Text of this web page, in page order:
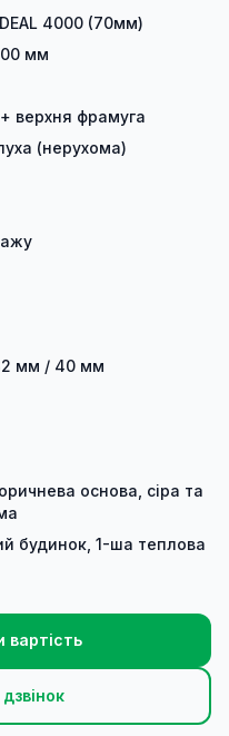
4000 (70мм)
мм
верхня фрамуга
(нерухома)
мм / 40 мм
основа, сіра та
будинок, 1-ша теплова
вартість